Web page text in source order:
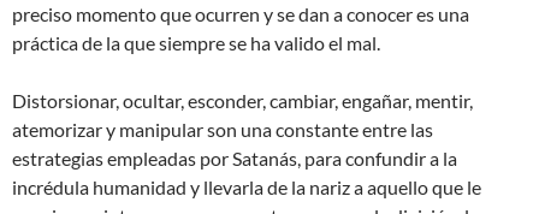
preciso momento que ocurren y se dan a conocer es una
práctica de la que siempre se ha valido el mal.
Distorsionar, ocultar, esconder, cambiar, engañar, mentir,
atemorizar y manipular son una constante entre las
estrategias empleadas por Satanás, para confundir a la
incrédula humanidad y llevarla de la nariz a aquello que le